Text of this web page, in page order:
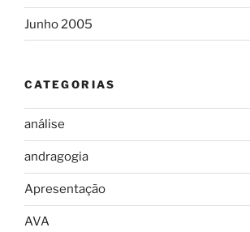
Junho 2005
CATEGORIAS
análise
andragogia
Apresentação
AVA